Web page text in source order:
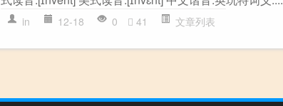
in 12-18 0 41 文章列表